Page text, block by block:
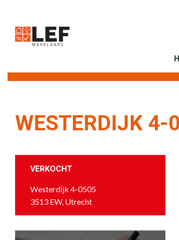
WESTERDIJK 4-
VERKOCHT
Westerdijk 4-0505
3513 EW, Utrecht